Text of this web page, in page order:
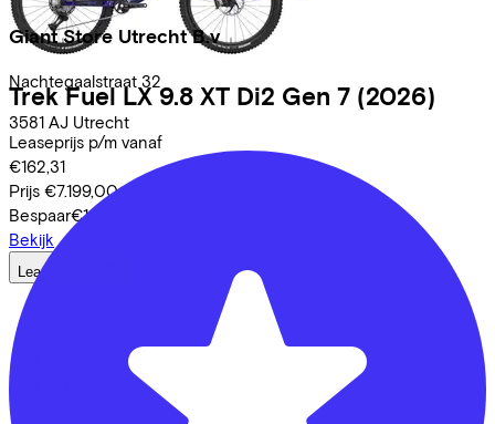
Giant Store Utrecht B.v
Nachtegaalstraat 32
3581 AJ Utrecht
Trek Fuel LX 9.8 XT Di2 Gen 7 (2026)
Leaseprijs p/m vanaf
€162,31
Prijs €7.199,00
Bespaar€1.208,59
Bekijk
Lease a Bike